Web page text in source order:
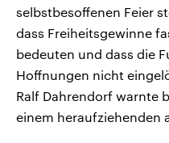
selbstbesoffenen Feier
dass Freiheitsgewinne
bedeuten und dass die
Hoffnungen nicht
Ralf Dahrendorf warnte
einem heraufziehenden